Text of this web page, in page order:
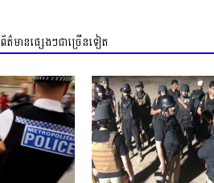
ព័ត៌មានផ្សេងៗជាច្រើនទៀត